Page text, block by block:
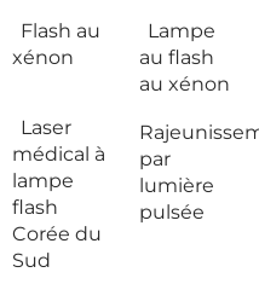
Flash au
xénon
Lampe
au flash
au xénon
Laser
médical à
lampe
flash
Corée du
Sud
par
lumière
pulsée